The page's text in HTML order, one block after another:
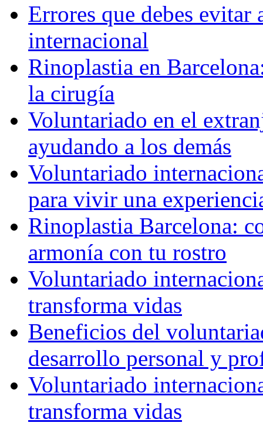
Errores que debes
internacional
Rinoplastia en
la cirugía
Voluntariado en el
ayudando a los demás
Voluntariado
para vivir una
Rinoplastia Barcelona:
armonía con tu rostro
Voluntariado
transforma vidas
Beneficios del
desarrollo personal y
Voluntariado
transforma vidas